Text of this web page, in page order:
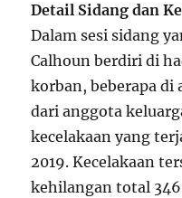
Detail Sidang dan
Dalam sesi sidang
Calhoun berdiri di
korban, beberapa di
dari anggota
kecelakaan yang
2019. Kecelakaan
kehilangan total